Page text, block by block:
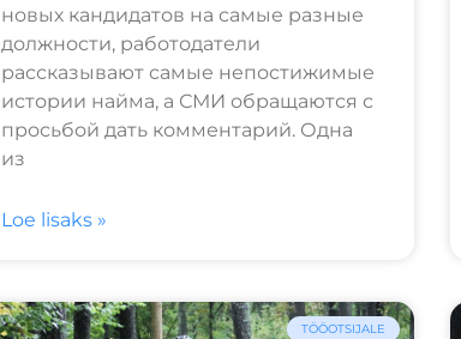
новых кандидатов на самые разные
должности, работодатели
рассказывают самые непостижимые
истории найма, а СМИ обращаются с
просьбой дать комментарий. Одна
из
Loe lisaks »
TÖÖOTSIJALE